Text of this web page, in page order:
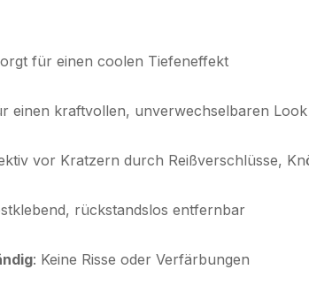
für einen coolen Tiefeneffekt
einen kraftvollen, unverwechselbaren Look
vor Kratzern durch Reißverschlüsse,
rückstandslos entfernbar
: Keine Risse oder Verfärbungen